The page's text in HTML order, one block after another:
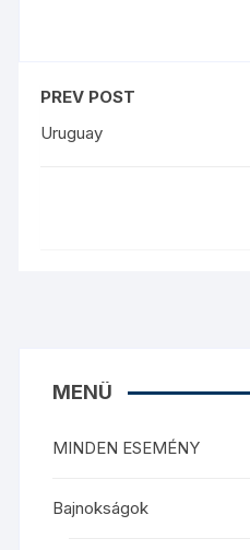
PREV POST
Uruguay
MENÜ
MINDEN ESEMÉNY
Bajnokságok